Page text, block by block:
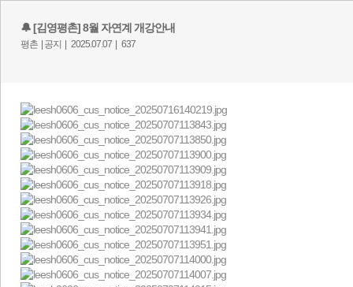
🔔 [김영평촌] 8월 자연계 개강안내
평촌 | 공지 | 2025.07.07 | 637